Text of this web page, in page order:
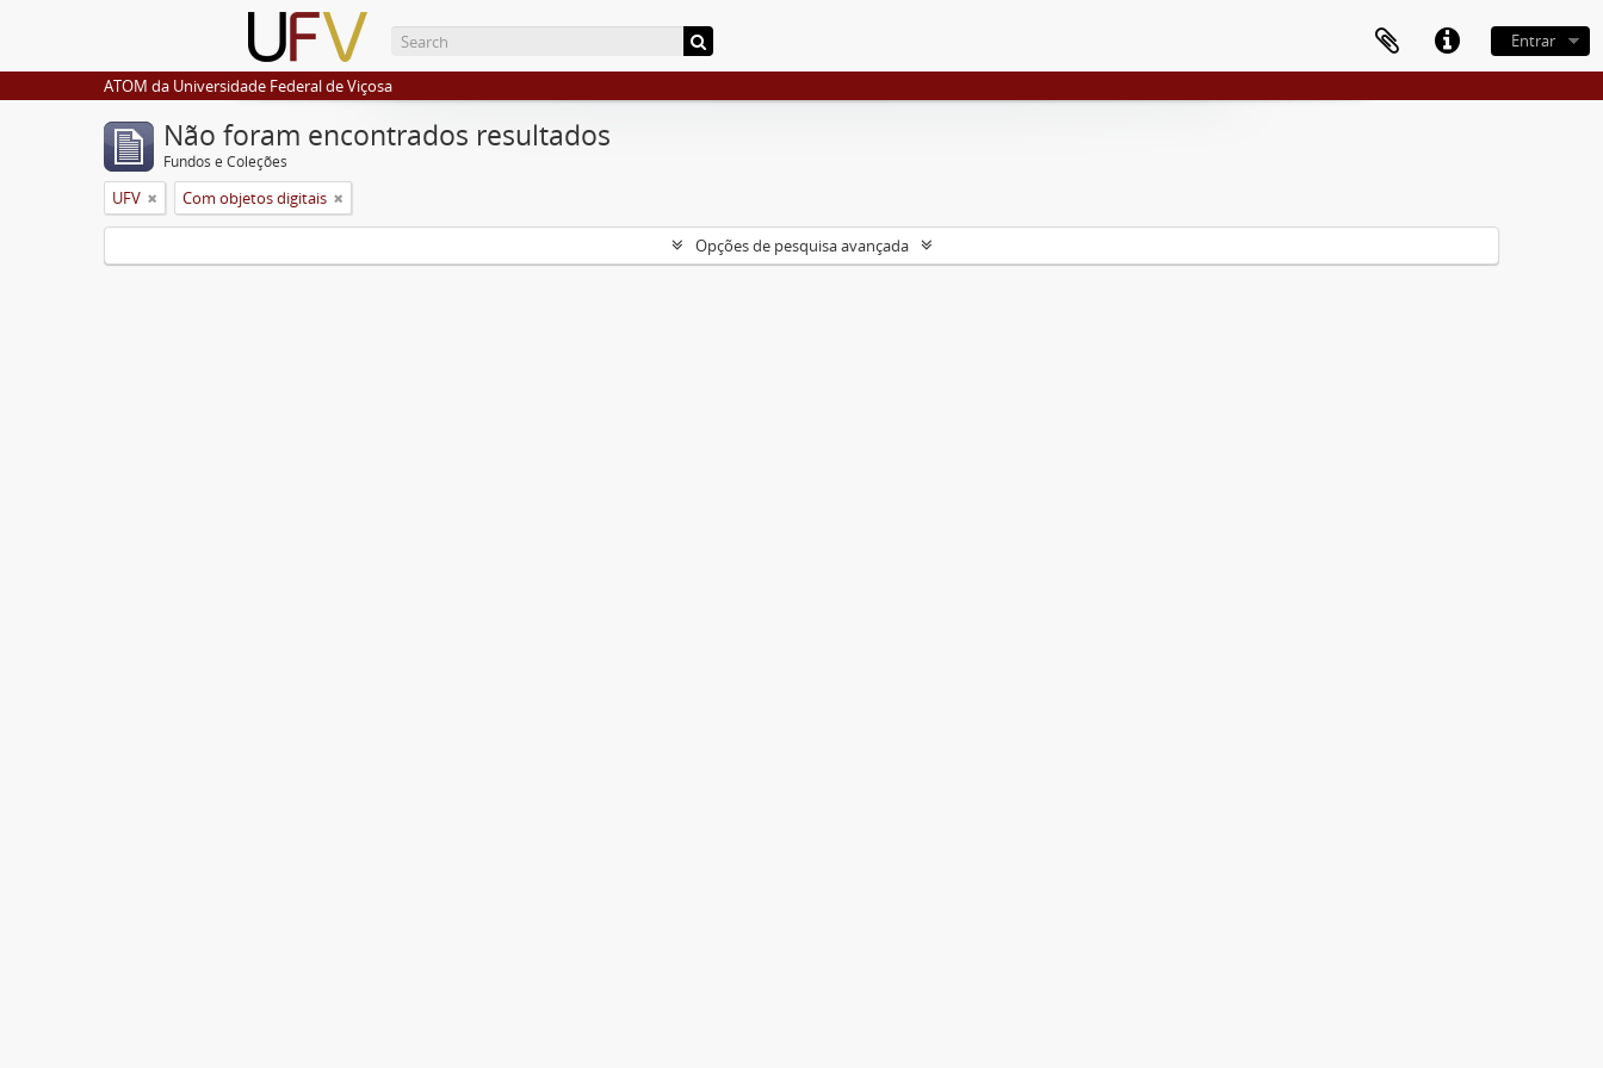
Entrar
ATOM da Universidade Federal de Viçosa
Não foram encontrados resultados
Fundos e Coleções
UFV Com objetos digitais
Opções de pesquisa avançada